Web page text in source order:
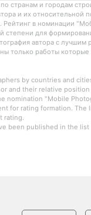
странам и городам
и их относительной
Рейтинг в номинации
степени для
автора с лучшим
только работы
by countries and
and their relative position
nomination "Mobile
for rating formation. The
rating.
been published in the